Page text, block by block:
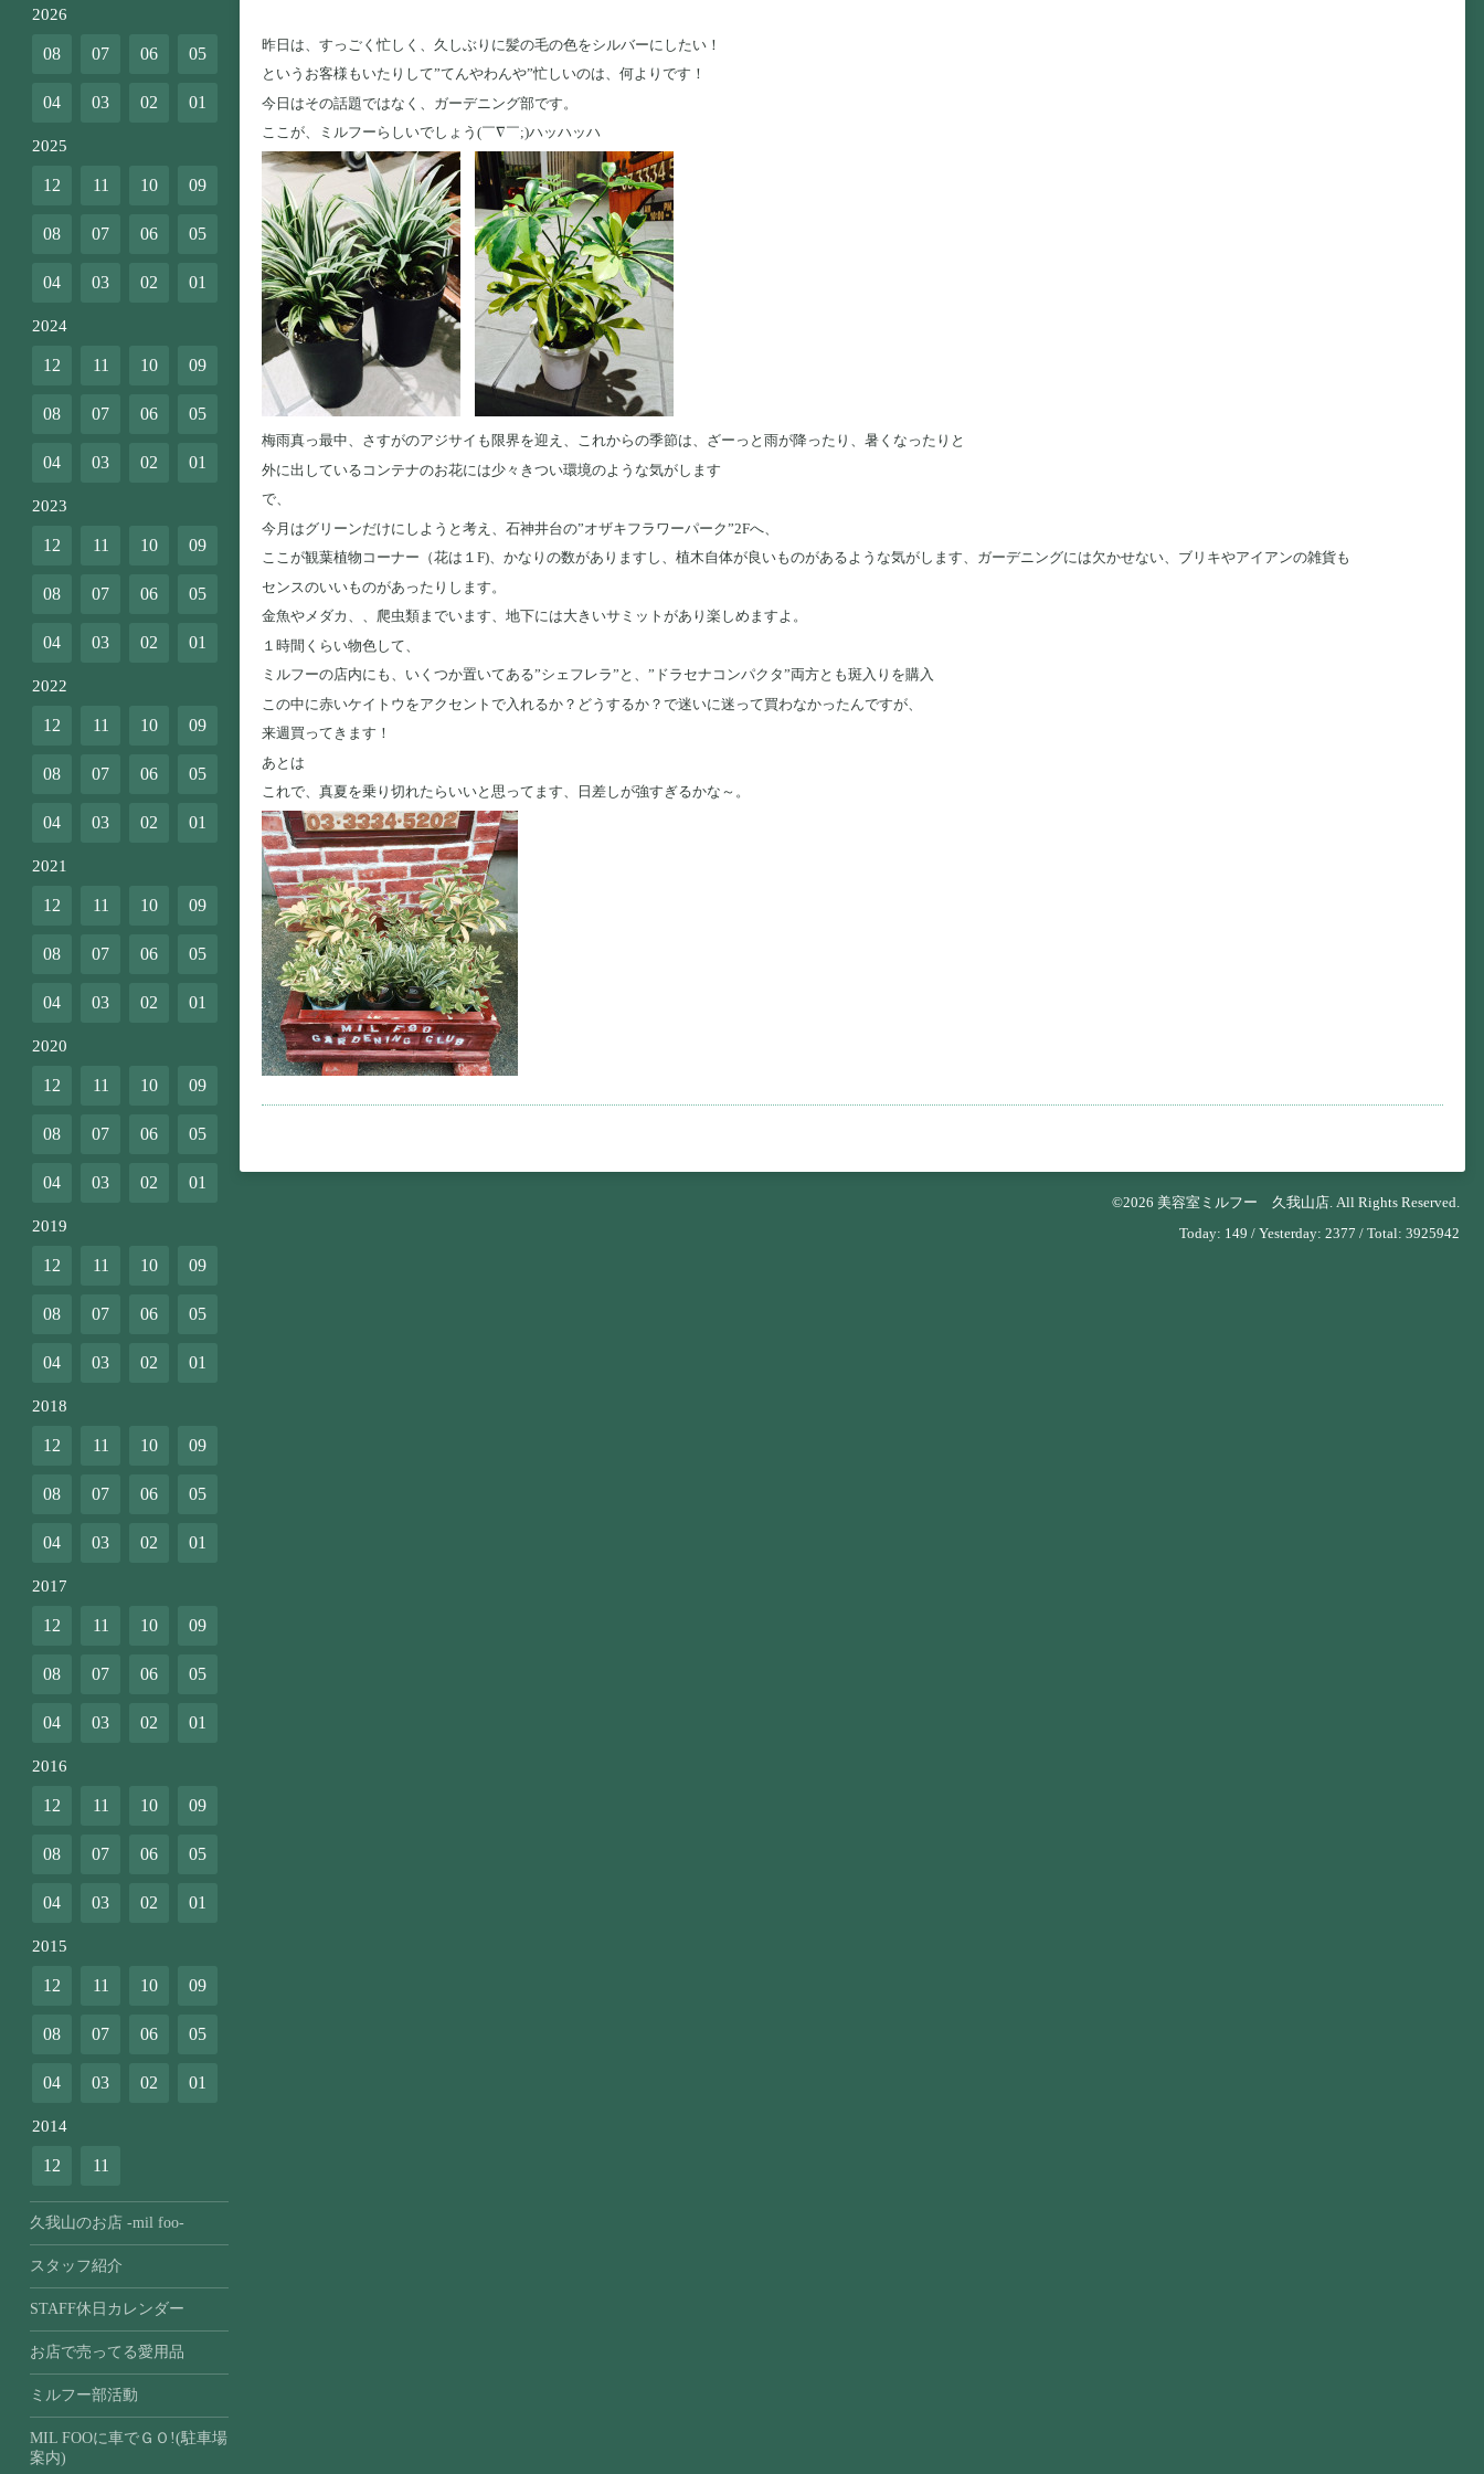
昨日は、すっごく忙しく、久しぶりに髪の毛の色をシルバーにしたい！
というお客様もいたりして”てんやわんや”忙しいのは、何よりです！
今日はその話題ではなく、ガーデニング部です。
ここが、ミルフーらしいでしょう(￣∇￣;)ハッハッハ
梅雨真っ最中、さすがのアジサイも限界を迎え、これからの季節は、ざーっと雨が降ったり、暑くなったりと
外に出しているコンテナのお花には少々きつい環境のような気がします
で、
今月はグリーンだけにしようと考え、石神井台の”オザキフラワーパーク”2Fへ、
ここが観葉植物コーナー（花は１F)、かなりの数がありますし、植木自体が良いものがあるような気がします、ガーデニングには欠かせない、ブリキやアイアンの雑貨も
センスのいいものがあったりします。
金魚やメダカ、、爬虫類までいます、地下には大きいサミットがあり楽しめますよ。
１時間くらい物色して、
ミルフーの店内にも、いくつか置いてある”シェフレラ”と、”ドラセナコンパクタ”両方とも斑入りを購入
この中に赤いケイトウをアクセントで入れるか？どうするか？で迷いに迷って買わなかったんですが、
来週買ってきます！
あとは
これで、真夏を乗り切れたらいいと思ってます、日差しが強すぎるかな～。
©2026 美容室ミルフー 久我山店 . All Rights Reserved.
Today: 149 / Yesterday: 2377 / Total: 3925942
2026
08 07 06 05
04 03 02 01
2025
12 11 10 09
08 07 06 05
04 03 02 01
2024
12 11 10 09
08 07 06 05
04 03 02 01
2023
12 11 10 09
08 07 06 05
04 03 02 01
2022
12 11 10 09
08 07 06 05
04 03 02 01
2021
12 11 10 09
08 07 06 05
04 03 02 01
2020
12 11 10 09
08 07 06 05
04 03 02 01
2019
12 11 10 09
08 07 06 05
04 03 02 01
2018
12 11 10 09
08 07 06 05
04 03 02 01
2017
12 11 10 09
08 07 06 05
04 03 02 01
2016
12 11 10 09
08 07 06 05
04 03 02 01
2015
12 11 10 09
08 07 06 05
04 03 02 01
2014
12 11
久我山のお店 -mil foo-
スタッフ紹介
STAFF休日カレンダー
お店で売ってる愛用品
ミルフー部活動
MIL FOOに車でＧＯ!(駐車場
案内)